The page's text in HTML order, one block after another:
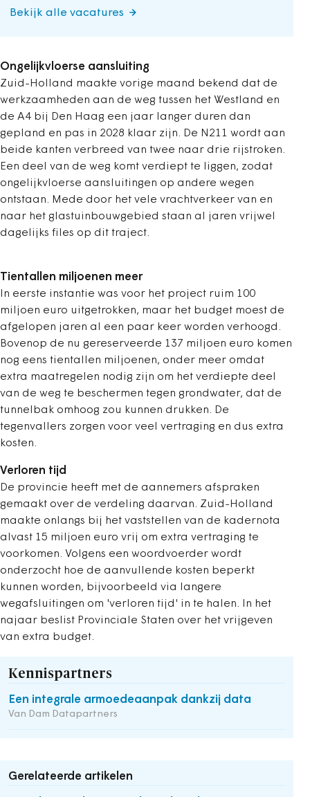
Bekijk alle vacatures
Ongelijkvloerse aansluiting
Zuid-Holland maakte vorige maand bekend dat de
werkzaamheden aan de weg tussen het Westland en
de A4 bij Den Haag een jaar langer duren dan
gepland en pas in 2028 klaar zijn. De N211 wordt aan
beide kanten verbreed van twee naar drie rijstroken.
Een deel van de weg komt verdiept te liggen, zodat
ongelijkvloerse aansluitingen op andere wegen
ontstaan. Mede door het vele vrachtverkeer van en
naar het glastuinbouwgebied staan al jaren vrijwel
dagelijks files op dit traject.
Tientallen miljoenen meer
In eerste instantie was voor het project ruim 100
miljoen euro uitgetrokken, maar het budget moest de
afgelopen jaren al een paar keer worden verhoogd.
Bovenop de nu gereserveerde 137 miljoen euro komen
nog eens tientallen miljoenen, onder meer omdat
extra maatregelen nodig zijn om het verdiepte deel
van de weg te beschermen tegen grondwater, dat de
tunnelbak omhoog zou kunnen drukken. De
tegenvallers zorgen voor veel vertraging en dus extra
kosten.
Verloren tijd
De provincie heeft met de aannemers afspraken
gemaakt over de verdeling daarvan. Zuid-Holland
maakte onlangs bij het vaststellen van de kadernota
alvast 15 miljoen euro vrij om extra vertraging te
voorkomen. Volgens een woordvoerder wordt
onderzocht hoe de aanvullende kosten beperkt
kunnen worden, bijvoorbeeld via langere
wegafsluitingen om 'verloren tijd' in te halen. In het
najaar beslist Provinciale Staten over het vrijgeven
van extra budget.
Kennispartners
Een integrale armoedeaanpak dankzij data
Van Dam Datapartners
Gerelateerde artikelen